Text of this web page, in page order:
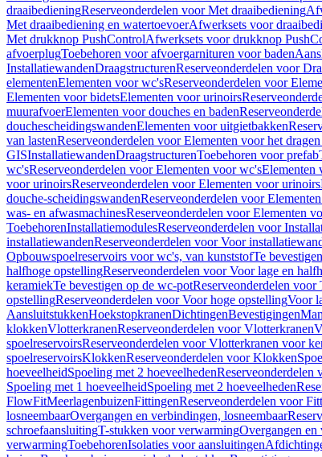
draaibedieningReserveonderdelen voor Met draaibediening
Met draaibediening en watertoevoerAfwerksets voor
Met drukknop PushControlAfwerksets voor drukknop
afvoerplugToebehoren voor afvoergarnituren voor baden
InstallatiewandenDraagstructurenReserveonderdelen voor
elementenElementen voor wc'sReserveonderdelen voor
Elementen voor bidetsElementen voor urinoirs
muurafvoerElementen voor douches en baden
douchescheidingswandenElementen voor uitgietbakken
van lastenReserveonderdelen voor Elementen voor het
GISInstallatiewandenDraagstructurenToebehoren voor prefab
wc'sReserveonderdelen voor Elementen voor wc'sElementen
voor urinoirsReserveonderdelen voor Elementen voor urinoirs
douche-scheidingswandenReserveonderdelen voor
was- en afwasmachinesReserveonderdelen voor Elementen
ToebehorenInstallatiemodulesReserveonderdelen voor
installatiewandenReserveonderdelen voor Voor
Opbouwspoelreservoirs voor wc's, van kunststofTe
halfhoge opstellingReserveonderdelen voor Voor lage en
keramiekTe bevestigen op de wc-potReserveonderdelen voor
opstellingReserveonderdelen voor Voor hoge opstellingVoor
AansluitstukkenHoekstopkranenDichtingenBevestigingen
klokkenVlotterkranenReserveonderdelen voor Vlotterkranen
spoelreservoirsReserveonderdelen voor Vlotterkranen voor
spoelreservoirsKlokkenReserveonderdelen voor Klokken
hoeveelheidSpoeling met 2 hoeveelhedenReserveonderdelen
Spoeling met 1 hoeveelheidSpoeling met 2 hoeveelheden
FlowFitMeerlagenbuizenFittingenReserveonderdelen voor
losneembaarOvergangen en verbindingen, losneembaar
schroefaansluitingT-stukken voor verwarmingOvergangen
verwarmingToebehorenIsolaties voor aansluitingen